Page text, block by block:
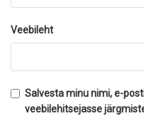
Veebileht
Salvesta minu nimi, e-
veebilehitsejasse